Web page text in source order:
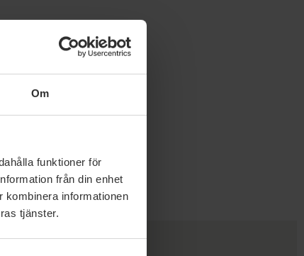
Om
funktioner för
från din enhet
kombinera informationen
tjänster.
Slutet på menyn